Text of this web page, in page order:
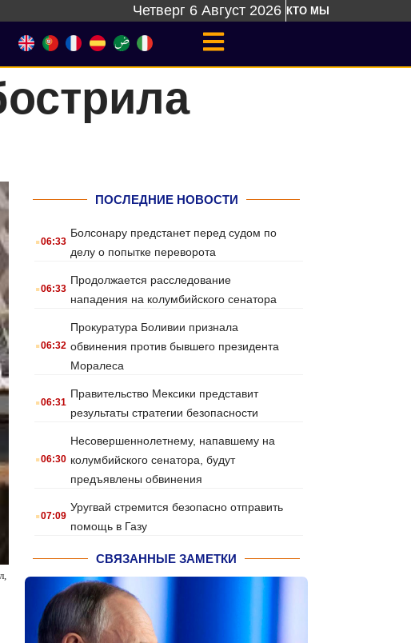
Четверг 6 Август 2026 КТО МЫ
ПОСЛЕДНИЕ НОВОСТИ
.06:33
Болсонару предстанет перед судом по
делу о попытке переворота
.06:33
Продолжается расследование
нападения на колумбийского сенатора
.06:32
Прокуратура Боливии признала
обвинения против бывшего президента
Моралеса
.06:31
Правительство Мексики представит
результаты стратегии безопасности
.06:30
Несовершеннолетнему, напавшему на
колумбийского сенатора, будут
предъявлены обвинения
.07:09
Уругвай стремится безопасно отправить
помощь в Газу
СВЯЗАННЫЕ ЗАМЕТКИ